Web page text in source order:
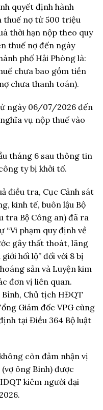
quyết định hành
thuế nợ từ 500 triệu
thời hạn nộp theo quy
thuế nợ đến ngày
phố Hải Phòng là:
chưa bao gồm tiền
chưa thanh toán).
ngày 06/07/2026 đến
vụ nộp thuế vào
tháng 6 sau thông tin
ty bị khởi tố.
điều tra, Cục Cảnh sát
kinh tế, buôn lậu Bộ
tra Bộ Công an) đã ra
“Vi phạm quy định về
gây thất thoát, lãng
hối lộ” đối với 8 bị
sản và Luyện kim
đơn vị liên quan.
Chủ tịch HĐQT
Giám đốc VPG cùng
tại Điều 364 Bộ luật
còn đảm nhận vị
ông Bình) được
kiêm người đại